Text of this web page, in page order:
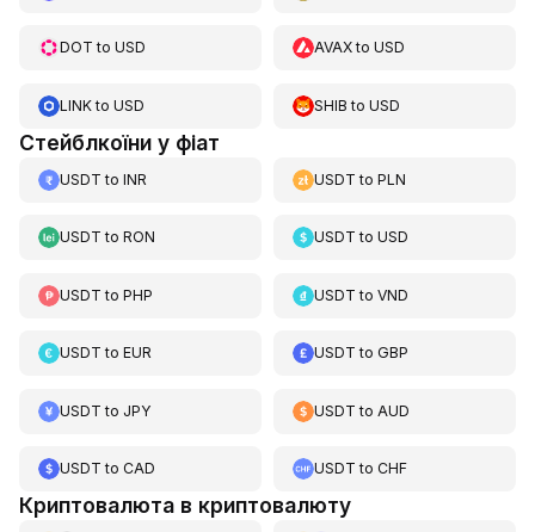
DOT to USD AVAXtoUSD
LINKto USD SHIB toUSD
Стейблкоїни у фіат
USDT to INR USDT toPLN
USDT to RON USDT toUSD
USDT to PHP USDT toVND
USDT to EUR USDT toGBP
USDT to JPY USDT to AUD
USDT to CAD USDT toCHF
Криптовалюта в криптовалюту